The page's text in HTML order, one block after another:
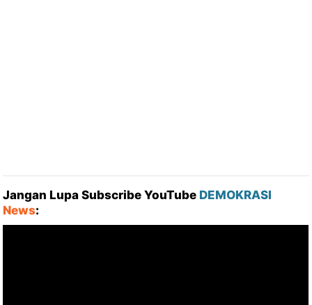
Jangan Lupa Subscribe YouTube DEMOKRASI
News: